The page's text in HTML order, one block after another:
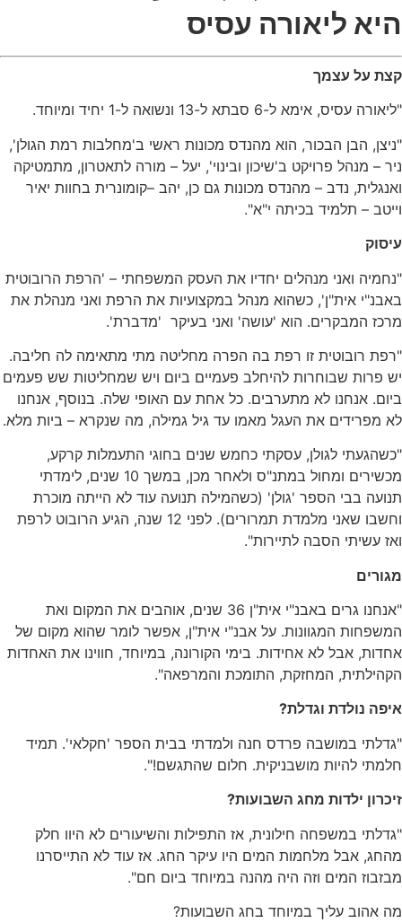
ליאורה עסיס
על עצמך
עסיס,אימא ל -6 סבתא ל -13 ונשואה ל -1 יחיד ומיוחד.
,הבן הבכור,הוא מהנדס מכונות ראשי ב'מחלבות רמת הגולן',
–מנהל פרויקט ב'שיכון ובינוי',יעל–מורה לתאטרון,מתמטיקה
,נדב–מהנדס מכונות גם כן,יהב– קומונרית בחוות יאיר
–תלמיד בכיתה י "א".
ואני מנהלים יחדיו את העסק המשפחתי– ' הרפת הרובוטית
"י אית"ן',כשהוא מנהל במקצועיות את הרפת ואני מנהלת את
המבקרים.הוא' עושה'ואני בעיקר מדברת'.
רובוטית זו רפת בה הפרה מחליטה מתי מתאימה לה חליבה.
פרות שבוחרות להיחלב פעמיים ביום ויש שמחליטות שש פעמים
.אנחנו לא מתערבים.כל אחת עם האופי שלה.בנוסף,אנחנו
מפרידים את העגל מאמו עד גיל גמילה,מה שנקרא–ביות מלא.
לגולן,עסקתי כחמש שנים בחוגי התעמלות קרקע,
ומחול במתנ"ס ולאחר מכן,במשך10 שנים,לימדתי
בבי הספר' גולן' ( כשהמילה תנועה עוד לא הייתה מוכרת
שאני מלמדת תמרורים).לפני12 שנה,הגיע הרובוט לרפת
עשיתי הסבה לתיירות".
גרים באבנ"י אית"ן36 שנים,אוהבים את המקום ואת
המגוונות.על אבנ"י אית"ן,אפשר לומר שהוא מקום של
,אבל לא אחידות.בימי הקורונה,במיוחד,חווינו את האחדות
,המחזקת,התומכת והמרפאה".
נולדת וגדלת?
במושבה פרדס חנה ולמדתי בבית הספר' חקלאי'.תמיד
להיות מושבניקית.חלום שהתגשם!".
ילדות מחג השבועות?
במשפחה חילונית,אז התפילות והשיעורים לא היוו חלק
,אבל מלחמות המים היו עיקר החג.אז עוד לא התייסרנו
המים וזה היה מהנה במיוחד ביום חם".
אהוב עליך במיוחד בחג השבועות?